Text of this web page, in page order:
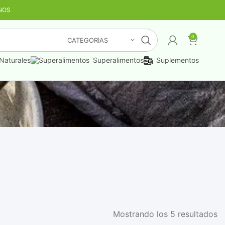
CATEGORÍAS 0
Superalimentos Suplementos
Mostrando los 5 resultados